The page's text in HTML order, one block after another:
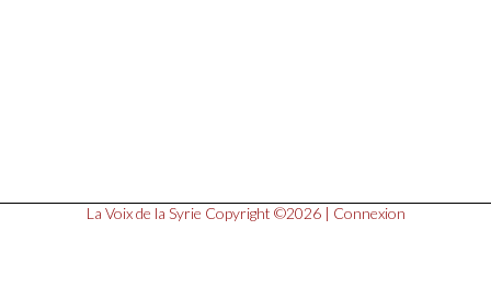
La Voix de la Syrie Copyright ©2026 | Connexion